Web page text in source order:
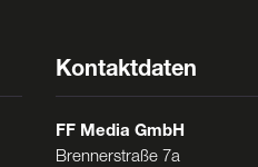
Kontaktdaten
FF Media GmbH
Brennerstraße 7a